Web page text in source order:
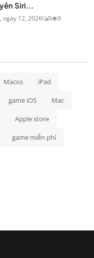
Siri...
ngày 12, 2026 0 9
Macos iPad
game iOS Mac
Apple store
game miễn phí